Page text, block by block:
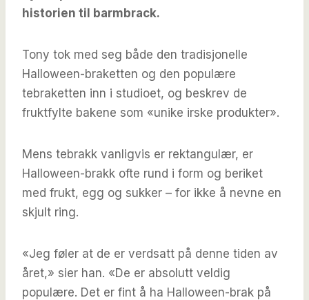
historien til barmbrack.
Tony tok med seg både den tradisjonelle
Halloween-braketten og den populære
tebraketten inn i studioet, og beskrev de
fruktfylte bakene som «unike irske produkter».
Mens tebrakk vanligvis er rektangulær, er
Halloween-brakk ofte rund i form og beriket
med frukt, egg og sukker – for ikke å nevne en
skjult ring.
«Jeg føler at de er verdsatt på denne tiden av
året,» sier han. «De er absolutt veldig
populære. Det er fint å ha Halloween-brak på